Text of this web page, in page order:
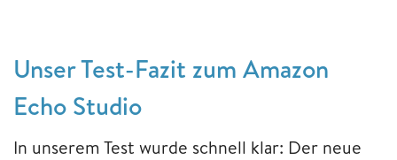
Unser Test-Fazit zum Amazon
Echo Studio
In unserem Test wurde schnell klar: Der neue